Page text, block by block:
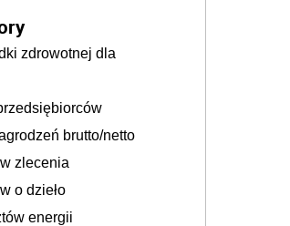
zdrowotnej dla
brutto/netto
zlecenia
o dzieło
energii